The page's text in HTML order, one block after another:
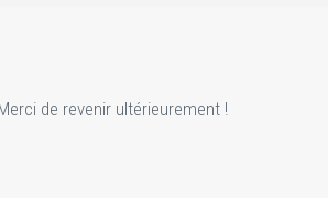
de revenir ultérieurement !